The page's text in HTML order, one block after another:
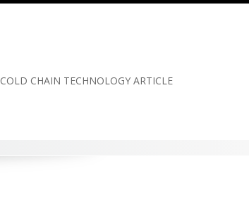
COLD CHAIN TECHNOLOGY ARTICLE